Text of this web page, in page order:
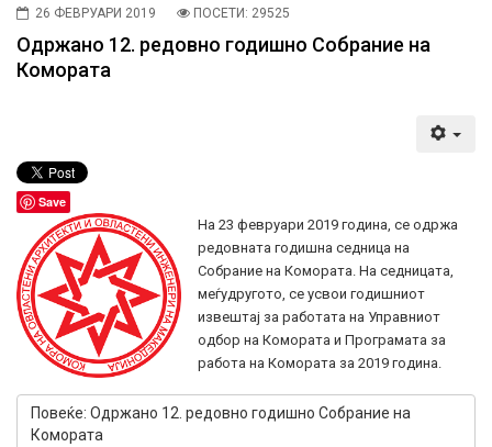
26 ФЕВРУАРИ 2019 ПОСЕТИ: 29525
Одржано 12. редовно годишно Собрание на
Комората
Save
На 23 февруари 2019 година, се одржа
редовната годишна седница на
Собрание на Комората. На седницата,
меѓудругото, се усвои годишниот
извештај за работата на Управниот
одбор на Комората и Програмата за
работа на Комората за 2019 година.
Повеќе: Одржано 12. редовно годишно Собрание на
Комората